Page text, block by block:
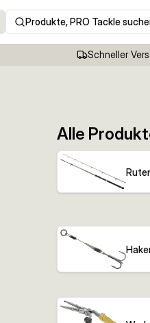
Produkte, PRO Tackle
Schneller
Alle